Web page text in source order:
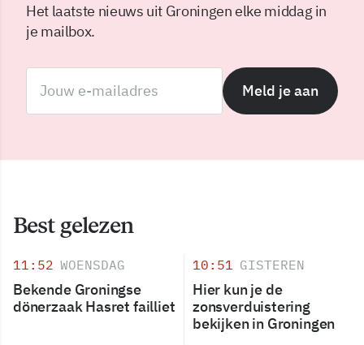
Het laatste nieuws uit Groningen elke middag in
je mailbox.
Meld je aan
Best gelezen
11:52 WOENSDAG
Bekende Groningse
dönerzaak Hasret failliet
10:51 GISTEREN
Hier kun je de
zonsverduistering
bekijken in Groningen